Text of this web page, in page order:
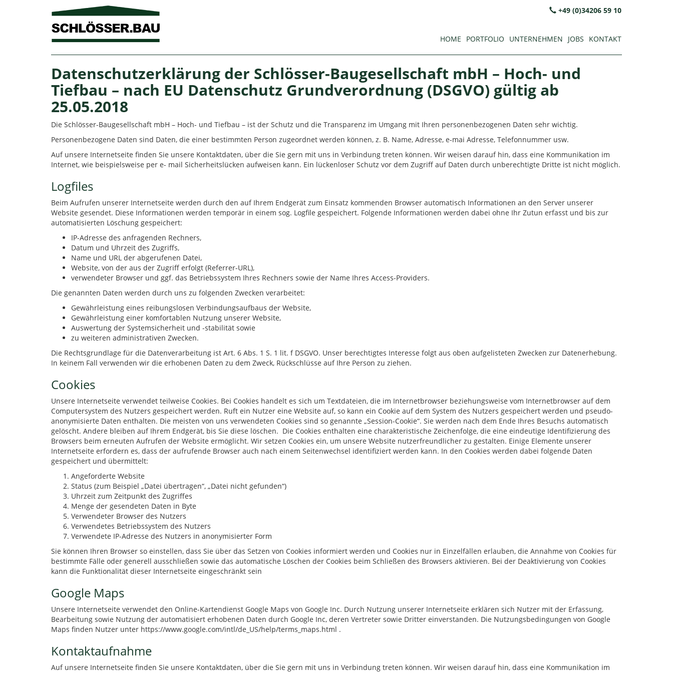
+49 (0)34206 59 10
HOME PORTFOLIO UNTERNEHMEN JOBS KONTAKT
Datenschutzerklärung der Schlösser-Baugesellschaft mbH – Hoch- und
Tiefbau – nach EU Datenschutz Grundverordnung (DSGVO) gültig ab
25.05.2018
Die Schlösser-Baugesellschaft mbH – Hoch- und Tiefbau – ist der Schutz und die Transparenz im Umgang mit Ihren personenbezogenen Daten sehr wichtig.
Personenbezogene Daten sind Daten, die einer bestimmten Person zugeordnet werden können, z. B. Name, Adresse, e-mai Adresse, Telefonnummer usw.
Auf unsere Internetseite finden Sie unsere Kontaktdaten, über die Sie gern mit uns in Verbindung treten können. Wir weisen darauf hin, dass eine Kommunikation im
Internet, wie beispielsweise per e- mail Sicherheitslücken aufweisen kann. Ein lückenloser Schutz vor dem Zugriff auf Daten durch unberechtigte Dritte ist nicht möglich.
Logfiles
Beim Aufrufen unserer Internetseite werden durch den auf Ihrem Endgerät zum Einsatz kommenden Browser automatisch Informationen an den Server unserer
Website gesendet. Diese Informationen werden temporär in einem sog. Logfile gespeichert. Folgende Informationen werden dabei ohne Ihr Zutun erfasst und bis zur
automatisierten Löschung gespeichert:
IP-Adresse des anfragenden Rechners,
Datum und Uhrzeit des Zugriffs,
Name und URL der abgerufenen Datei,
Website, von der aus der Zugriff erfolgt (Referrer-URL),
verwendeter Browser und ggf. das Betriebssystem Ihres Rechners sowie der Name Ihres Access-Providers.
Die genannten Daten werden durch uns zu folgenden Zwecken verarbeitet:
Gewährleistung eines reibungslosen Verbindungsaufbaus der Website,
Gewährleistung einer komfortablen Nutzung unserer Website,
Auswertung der Systemsicherheit und -stabilität sowie
zu weiteren administrativen Zwecken.
Die Rechtsgrundlage für die Datenverarbeitung ist Art. 6 Abs. 1 S. 1 lit. f DSGVO. Unser berechtigtes Interesse folgt aus oben aufgelisteten Zwecken zur Datenerhebung.
In keinem Fall verwenden wir die erhobenen Daten zu dem Zweck, Rückschlüsse auf Ihre Person zu ziehen.
Cookies
Unsere Internetseite verwendet teilweise Cookies. Bei Cookies handelt es sich um Textdateien, die im Internetbrowser beziehungsweise vom Internetbrowser auf dem
Computersystem des Nutzers gespeichert werden. Ruft ein Nutzer eine Website auf, so kann ein Cookie auf dem System des Nutzers gespeichert werden und pseudo-
anonymisierte Daten enthalten. Die meisten von uns verwendeten Cookies sind so genannte „Session-Cookie“. Sie werden nach dem Ende Ihres Besuchs automatisch
gelöscht. Andere bleiben auf Ihrem Endgerät, bis Sie diese löschen. Die Cookies enthalten eine charakteristische Zeichenfolge, die eine eindeutige Identifizierung des
Browsers beim erneuten Aufrufen der Website ermöglicht. Wir setzen Cookies ein, um unsere Website nutzerfreundlicher zu gestalten. Einige Elemente unserer
Internetseite erfordern es, dass der aufrufende Browser auch nach einem Seitenwechsel identifiziert werden kann. In den Cookies werden dabei folgende Daten
gespeichert und übermittelt:
Angeforderte Website
Status (zum Beispiel „Datei übertragen“, „Datei nicht gefunden“)
Uhrzeit zum Zeitpunkt des Zugriffes
Menge der gesendeten Daten in Byte
Verwendeter Browser des Nutzers
Verwendetes Betriebssystem des Nutzers
Verwendete IP-Adresse des Nutzers in anonymisierter Form
Sie können Ihren Browser so einstellen, dass Sie über das Setzen von Cookies informiert werden und Cookies nur in Einzelfällen erlauben, die Annahme von Cookies für
bestimmte Fälle oder generell ausschließen sowie das automatische Löschen der Cookies beim Schließen des Browsers aktivieren. Bei der Deaktivierung von Cookies
kann die Funktionalität dieser Internetseite eingeschränkt sein
Google Maps
Unsere Internetseite verwendet den Online-Kartendienst Google Maps von Google Inc. Durch Nutzung unserer Internetseite erklären sich Nutzer mit der Erfassung,
Bearbeitung sowie Nutzung der automatisiert erhobenen Daten durch Google Inc, deren Vertreter sowie Dritter einverstanden. Die Nutzungsbedingungen von Google
Maps finden Nutzer unter https://www.google.com/intl/de_US/help/terms_maps.html .
Kontaktaufnahme
Auf unsere Internetseite finden Sie unsere Kontaktdaten, über die Sie gern mit uns in Verbindung treten können. Wir weisen darauf hin, dass eine Kommunikation im